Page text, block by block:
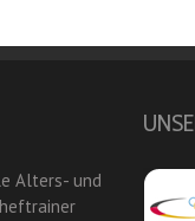
Alters- und